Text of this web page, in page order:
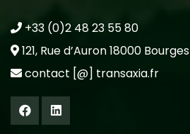
+33 (0)2 48 23 55 80
121, Rue d’Auron 18000 Bourges
contact [@] transaxia.fr